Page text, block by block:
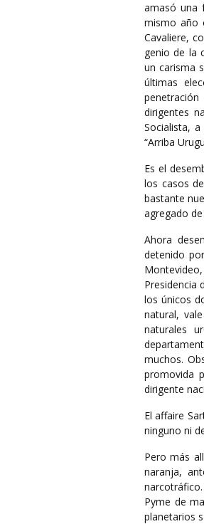
amasó una
mismo año
Cavaliere,
genio de la
un carisma
últimas
dirigentes
Socialista,
“Arriba
Es el
los casos
bastante
agregado
Ahora
detenido
Presidencia
los únicos
natural,
naturales
muchos.
promovida
dirigente
El affaire
ninguno ni
Pero más
naranja,
Pyme de
planetarios